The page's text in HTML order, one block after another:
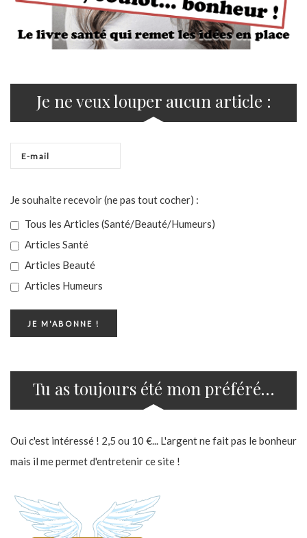
Je ne veux louper aucun article :
Je souhaite recevoir (ne pas tout cocher) :
Tous les Articles (Santé/Beauté/Humeurs)
Articles Santé
Articles Beauté
Articles Humeurs
Tu as toujours été mon préféré…
Oui c'est intéressé ! 2,5 ou 10 €... L'argent ne fait pas le bonheur
mais il me permet d'entretenir ce site !